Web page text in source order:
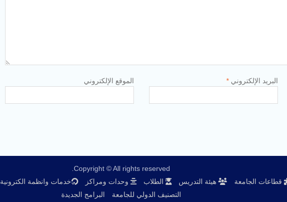
البريد الإلكتروني * الموقع الإلكتروني
Copyright © All rights reserved.
قطاعات الجامعة هيئة التدريس الطلاب وحدات ومراكز خدمات وانظمة الكترونية
التصنيف الدولي للجامعة
البرامج الجديدة